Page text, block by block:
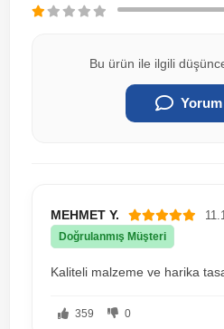
Bu ürün ile ilgili
Yorum
MEHMET Y.
Doğrulanmış Müşteri
Kaliteli malzeme ve harika
359 0